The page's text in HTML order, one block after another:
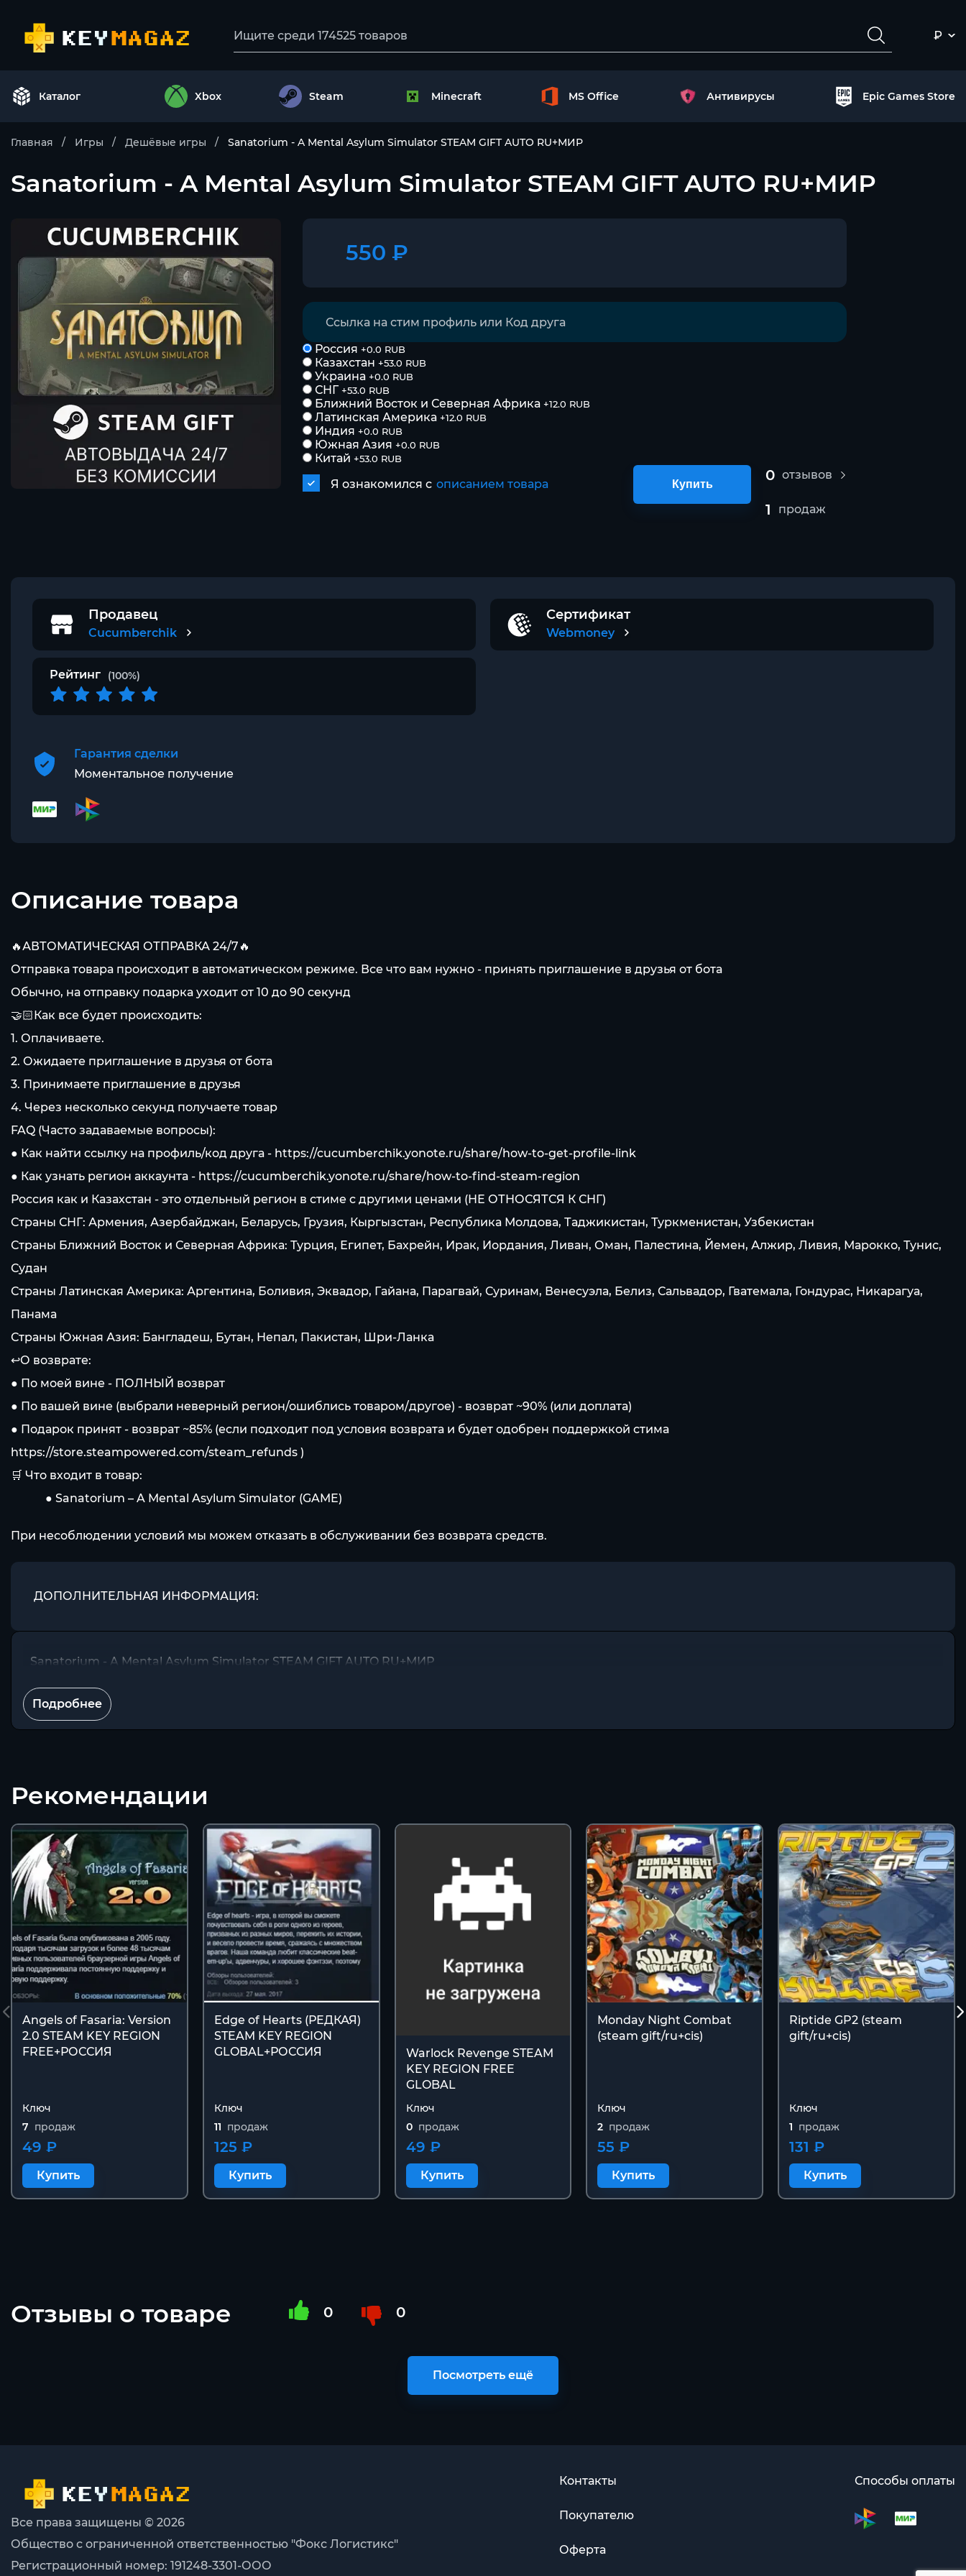
₽
Каталог Xbox Steam Minecraft MS Office Антивирусы Epic Games Store
Главная Игры Дешёвые игры Sanatorium - A Mental Asylum Simulator STEAM GIFT AUTO RU+МИР
Sanatorium - A Mental Asylum Simulator STEAM GIFT AUTO RU+МИР
550 ₽
Россия +0.0 RUB
Казахстан +53.0 RUB
Украина +0.0 RUB
СНГ +53.0 RUB
Ближний Восток и Северная Африка +12.0 RUB
Латинская Америка +12.0 RUB
Индия +0.0 RUB
Южная Азия +0.0 RUB
Китай +53.0 RUB
Я ознакомился с описанием товара Купить
0 отзывов
1 продаж
Продавец
Cucumberchik
Сертификат
Webmoney
Рейтинг (100%)
Гарантия сделки
Моментальное получение
Описание товара
🔥АВТОМАТИЧЕСКАЯ ОТПРАВКА 24/7🔥
Отправка товара происходит в автоматическом режиме. Все что вам нужно - принять приглашение в друзья от бота
Обычно, на отправку подарка уходит от 10 до 90 секунд
🤝🏻Как все будет происходить:
1. Оплачиваете.
2. Ожидаете приглашение в друзья от бота
3. Принимаете приглашение в друзья
4. Через несколько секунд получаете товар
FAQ (Часто задаваемые вопросы):
● Как найти ссылку на профиль/код друга - https://cucumberchik.yonote.ru/share/how-to-get-profile-link
● Как узнать регион аккаунта - https://cucumberchik.yonote.ru/share/how-to-find-steam-region
Россия как и Казахстан - это отдельный регион в стиме c другими ценами (НЕ ОТНОСЯТСЯ К СНГ)
Страны СНГ: Армения, Азербайджан, Беларусь, Грузия, Кыргызстан, Республика Молдова, Таджикистан, Туркменистан, Узбекистан
Страны Ближний Восток и Северная Африка: Турция, Египет, Бахрейн, Ирак, Иордания, Ливан, Оман, Палестина, Йемен, Алжир, Ливия, Марокко, Тунис,
Судан
Страны Латинская Америка: Аргентина, Боливия, Эквадор, Гайана, Парагвай, Суринам, Венесуэла, Белиз, Сальвадор, Гватемала, Гондурас, Никарагуа,
Панама
Страны Южная Азия: Бангладеш, Бутан, Непал, Пакистан, Шри-Ланка
↩️О возврате:
● По моей вине - ПОЛНЫЙ возврат
● По вашей вине (выбрали неверный регион/ошиблись товаром/другое) - возврат ~90% (или доплата)
● Подарок принят - возврат ~85% (если подходит под условия возврата и будет одобрен поддержкой стима
https://store.steampowered.com/steam_refunds )
🛒 Что входит в товар:
⠀⠀⠀⠀● Sanatorium – A Mental Asylum Simulator (GAME)
При несоблюдении условий мы можем отказать в обслуживании без возврата средств.
ДОПОЛНИТЕЛЬНАЯ ИНФОРМАЦИЯ:
Sanatorium - A Mental Asylum Simulator STEAM GIFT AUTO RU+МИР
Подробнее
Рекомендации
Angels of Fasaria: Version
2.0 STEAM KEY REGION
FREE+РОССИЯ
Ключ
7 продаж
49 ₽
Купить
Edge of Hearts (РЕДКАЯ)
STEAM KEY REGION
GLOBAL+РОССИЯ
Ключ
11 продаж
125 ₽
Купить
Warlock Revenge STEAM
KEY REGION FREE
GLOBAL
Ключ
0 продаж
49 ₽
Купить
Monday Night Combat
(steam gift/ru+cis)
Ключ
2 продаж
55 ₽
Купить
Riptide GP2 (steam
gift/ru+cis)
Ключ
1 продаж
131 ₽
Купить
Отзывы о товаре 0 0
Посмотреть ещё
Все права защищены © 2026
Общество с ограниченной ответственностью "Фокс Логистикс"
Регистрационный номер: 191248-3301-ООО
Контакты
Покупателю
Оферта
Способы оплаты